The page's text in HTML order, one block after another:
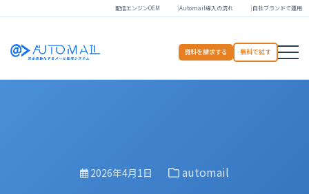
配信エンジンOEM Automail導入の流れ 自社ブランドで運用
資料を請求する 無料で試す
2026年4月1日 automail